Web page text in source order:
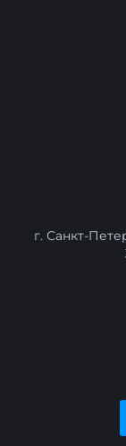
г. Санкт-